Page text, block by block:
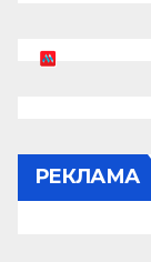
РЕКЛАМА